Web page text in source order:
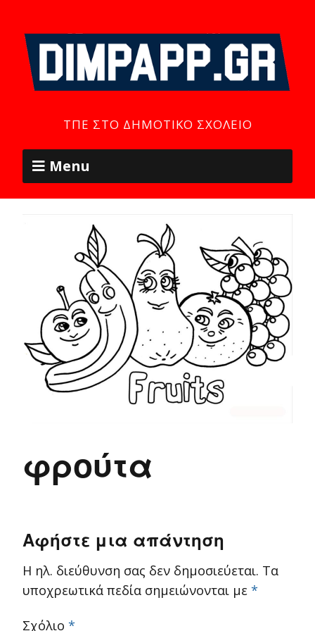
ΤΠΕ ΣΤΟ ΔΗΜΟΤΙΚΌ ΣΧΟΛΕΊΟ
Menu
φρούτα
Αφήστε μια απάντηση
Η ηλ. διεύθυνση σας δεν δημοσιεύεται. Τα
υποχρεωτικά πεδία σημειώνονται με *
Σχόλιο *